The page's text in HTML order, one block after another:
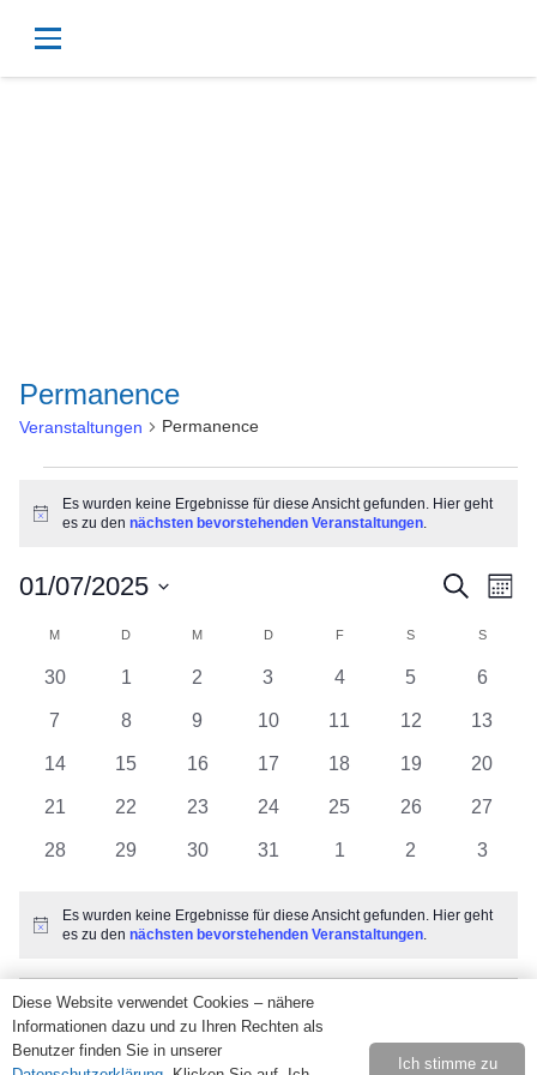
Permanence
Veranstaltungen Permanence
Veranstaltungen
Hinweis
Es wurden keine Ergebnisse für diese Ansicht gefunden. Hier geht
es zu dennächsten bevorstehenden Veranstaltungen.
und
Suche
01/07/2025
wählen.
Kalender
von
Veranstaltungen
M D DIENSTAGM MITTWOCH
DDONNERSTAG
FFREITAG S S
0
30
0
1
0
2
0
3
0
4
0
5
0
6
0
7
0
8
0
9
0
10
0
11
0
12
0
13
0
14
0
15
0
16
0
17
0
18
0
19
0
20
0
21
0
22
0
23
0
24
0
25
0
26
0
27
0
28
0
29
0
30
0
31
0
1
0
2
0
3
Hinweis
Es wurden keine Ergebnisse für diese Ansicht gefunden. Hier geht
es zu dennächsten bevorstehenden Veranstaltungen.
Juni Dieser Monat
Diese Website verwendet Cookies – nähere
Informationen dazu und zu Ihren Rechten als
Benutzer finden Sie in unserer
Ich stimme zu